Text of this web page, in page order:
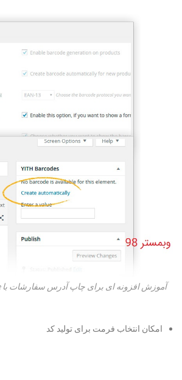
آموزش افزونه ای برای چاپ آدرس سفارشات با QR Code
امکان انتخاب فرمت برای تولید کد